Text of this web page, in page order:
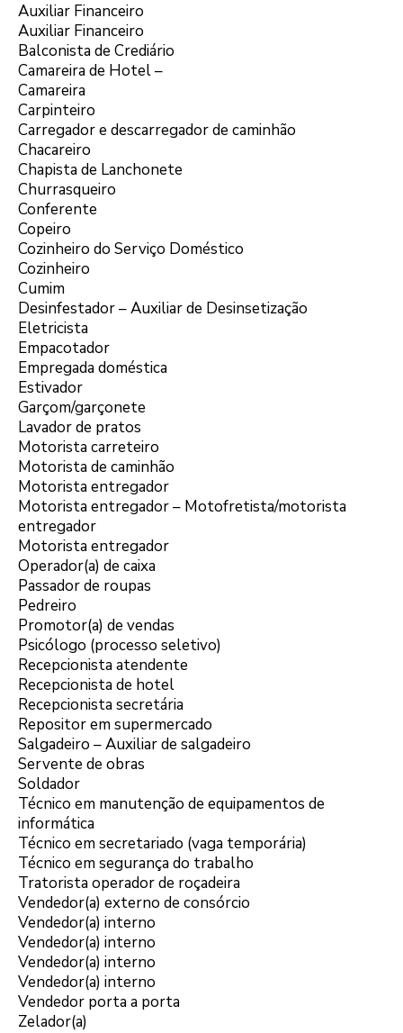
Auxiliar Financeiro
Auxiliar Financeiro
Balconista de Crediário
Camareira de Hotel –
Camareira
Carpinteiro
Carregador e descarregador de caminhão
Chacareiro
Chapista de Lanchonete
Churrasqueiro
Conferente
Copeiro
Cozinheiro do Serviço Doméstico
Cozinheiro
Cumim
Desinfestador – Auxiliar de Desinsetização
Eletricista
Empacotador
Empregada doméstica
Estivador
Garçom/garçonete
Lavador de pratos
Motorista carreteiro
Motorista de caminhão
Motorista entregador
Motorista entregador – Motofretista/motorista
entregador
Motorista entregador
Operador(a) de caixa
Passador de roupas
Pedreiro
Promotor(a) de vendas
Psicólogo (processo seletivo)
Recepcionista atendente
Recepcionista de hotel
Recepcionista secretária
Repositor em supermercado
Salgadeiro – Auxiliar de salgadeiro
Servente de obras
Soldador
Técnico em manutenção de equipamentos de
informática
Técnico em secretariado (vaga temporária)
Técnico em segurança do trabalho
Tratorista operador de roçadeira
Vendedor(a) externo de consórcio
Vendedor(a) interno
Vendedor(a) interno
Vendedor(a) interno
Vendedor(a) interno
Vendedor porta a porta
Zelador(a)